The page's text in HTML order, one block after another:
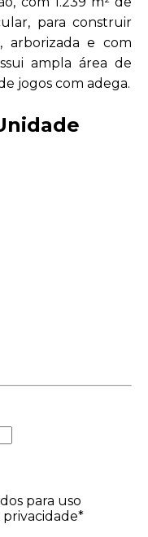
para construir
arborizada e com
ampla área de
jogos com adega.
para uso